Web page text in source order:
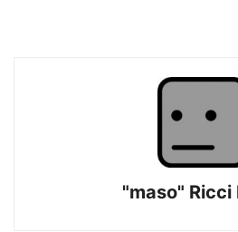
"maso" Ricci